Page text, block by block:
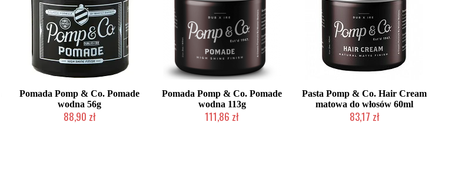
Pomada Pomp & Co. Pomade
wodna 56g
88,90 zł
Pomada Pomp & Co. Pomade
wodna 113g
111,86 zł
Pasta Pomp & Co. Hair Cream
matowa do włosów 60ml
83,17 zł